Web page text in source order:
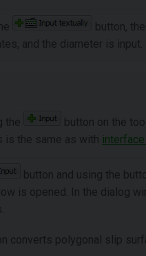
button,
and the diameter is input.
the
button on the
is the same as with
button and using the
is opened. In the dialog
converts polygonal slip